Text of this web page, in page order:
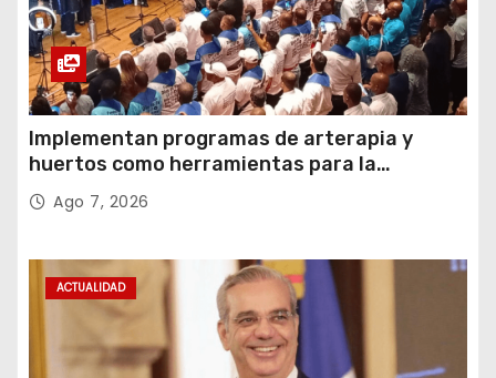
Implementan programas de arterapia y
huertos como herramientas para la
recuperación y la inclusión social
Ago 7, 2026
ACTUALIDAD